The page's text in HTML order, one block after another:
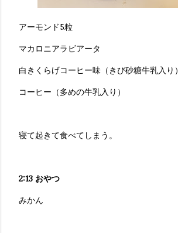
アーモンド5粒
マカロニアラビアータ
白きくらげコーヒー味（きび砂糖牛乳入り）
コーヒー（多めの牛乳入り）
寝て起きて食べてしまう。
2:13 おやつ
みかん